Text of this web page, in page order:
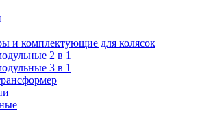
и комплектующие для колясок
2 в 1
3 в 1